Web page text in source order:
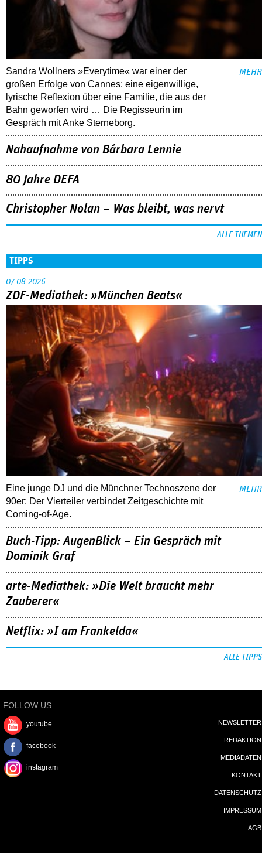
Sandra Wollners »Everytime« war einer der
großen Erfolge von Cannes: eine eigenwillige,
lyrische Reflexion über eine ­Familie, die aus der
Bahn geworfen wird … Die Regisseurin im
Gespräch mit Anke Sterneborg.
MEHR
Nahaufnahme von Bárbara Lennie
80 Jahre DEFA
Christopher Nolan – Was bleibt, was nervt
ALLE THEMEN
TIPPS
07.08.2026
ZDF-Mediathek: »München Beats«
Eine junge DJ und die Münchner Technoszene der
90er: Der Vierteiler verbindet Zeitgeschichte mit
Coming-of-Age.
MEHR
Buch-Tipp: AugenBlick – Ein Gespräch mit
Dominik Graf
arte-Mediathek: »Die Welt braucht mehr
Zauberer«
Netflix: »I am Frankelda«
ALLE TIPPS
FOLLOW US
youtube
facebook
instagram
NEWSLETTER
REDAKTION
MEDIADATEN
KONTAKT
DATENSCHUTZ
IMPRESSUM
AGB